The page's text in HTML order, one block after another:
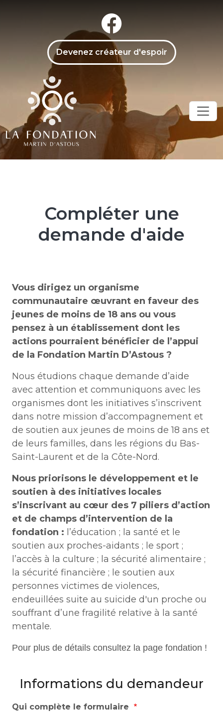
menu secondaire
Devenez créateur d'espoir
Compléter une
demande d'aide
Vous dirigez un organisme
communautaire œuvrant en faveur des
jeunes de moins de 18 ans ou vous
pensez à un établissement dont les
actions pourraient bénéficier de l’appui
de la Fondation Martin D’Astous ?
Nous étudions chaque demande d’aide
avec attention et communiquons avec les
organismes dont les initiatives s’inscrivent
dans notre mission d’accompagnement et
de soutien aux jeunes de moins de 18 ans et
de leurs familles, dans les régions du Bas-
Saint-Laurent et de la Côte-Nord.
Nous priorisons le développement et le
soutien à des initiatives locales
s’inscrivant au cœur des 7 piliers d’action
et de champs d’intervention de la
fondation : l’éducation ; la santé et le
soutien aux proches-aidants ; le sport ;
l’accès à la culture ; la sécurité alimentaire ;
la sécurité financière ; le soutien aux
personnes victimes de violences,
endeuillées suite au suicide d'un proche ou
souffrant d’une fragilité relative à la santé
mentale.
Pour plus de détails consultez la page fondation !
Informations du demandeur
Qui complète le formulaire